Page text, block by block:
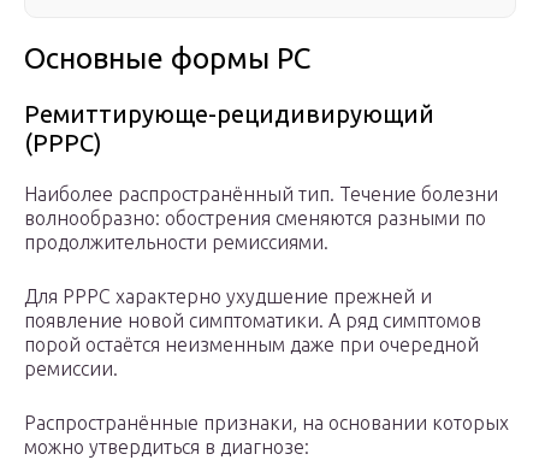
Основные формы РС
Ремиттирующе-рецидивирующий
(РРРС)
Наиболее распространённый тип. Течение болезни
волнообразно: обострения сменяются разными по
продолжительности ремиссиями.
Для РРРС характерно ухудшение прежней и
появление новой симптоматики. А ряд симптомов
порой остаётся неизменным даже при очередной
ремиссии.
Распространённые признаки, на основании которых
можно утвердиться в диагнозе: